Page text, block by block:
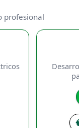
profesional